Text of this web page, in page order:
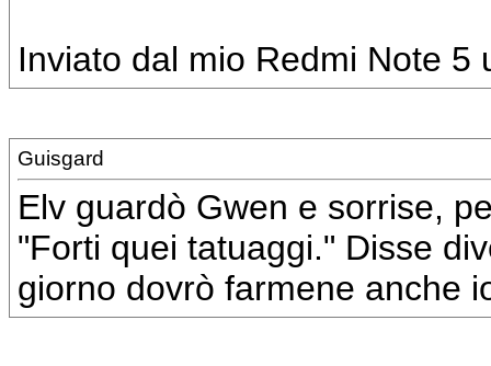
Inviato dal mio Redmi Note 5
Guisgard
Elv guardò Gwen e sorrise,
"Forti quei tatuaggi." Disse
giorno dovrò farmene anche